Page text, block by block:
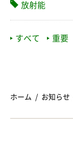
放射能
すべて 重要
ホーム お知らせ